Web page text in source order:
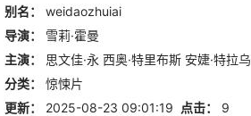
别名：
weidaozhuiai
导演：
雪莉·霍曼
主演：
思文佳·永 西奥·特里布斯 安婕·特拉乌
分类：
惊悚片
更新：
2025-08-23 09:01:19 点击：
9